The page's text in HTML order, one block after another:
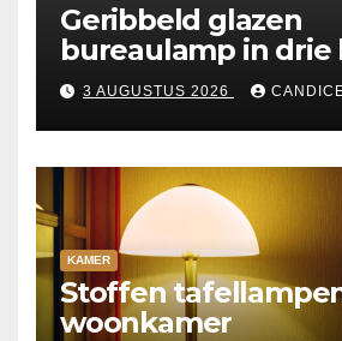
Geribbeld glazen
bureaulamp in drie
3 AUGUSTUS 2026
KAMER
Stoffen
woonkamer